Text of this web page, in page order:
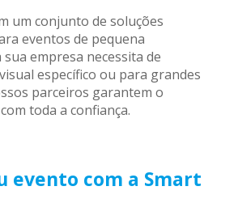
um conjunto de soluções
eventos de pequena
sua empresa necessita de
específico ou para grandes
parceiros garantem o
toda a confiança.
evento com a Smart